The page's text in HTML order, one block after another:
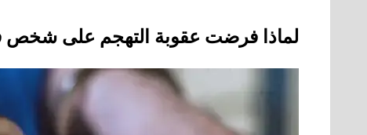
لماذا فرضت عقوبة التهجم على شخص